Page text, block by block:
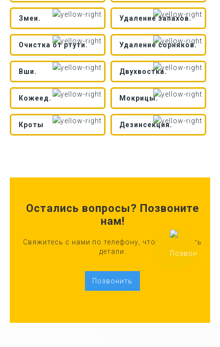
Змеи. Удаление запахов.
Очистка от ртути. Удаление сорняков.
Вши. Двухвостка.
Кожеед. Мокрицы.
Кроты Дезинсекция.
Остались вопросы? Позвоните
нам!
Свяжитесь с нами по телефону, чтобы уточнить
детали.
Позвонить